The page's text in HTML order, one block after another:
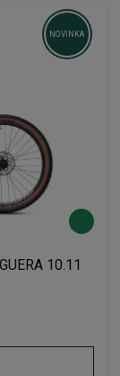
NOVINKA
10.11